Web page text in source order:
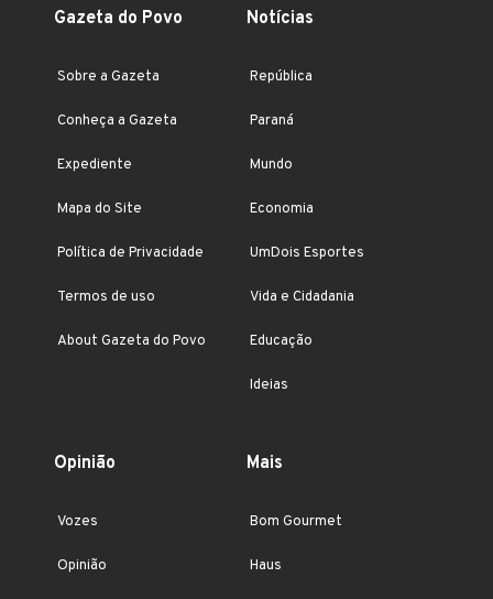
Gazeta do Povo
Sobre a Gazeta
Conheça a Gazeta
Expediente
Mapa do Site
Política de Privacidade
Termos de uso
About Gazeta do Povo
Notícias
República
Paraná
Mundo
Economia
UmDois Esportes
Vida e Cidadania
Educação
Ideias
Opinião
Vozes
Opinião
Mais
Bom Gourmet
Haus